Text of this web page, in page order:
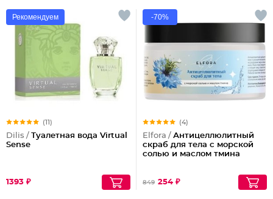
Рекомендуем
(11)
Dilis / Туалетная вода Virtual
Sense
1393 ₽
-70%
(4)
Elfora / Антицеллюлитный
скраб для тела с морской
солью и маслом тмина
849 254 ₽